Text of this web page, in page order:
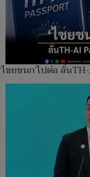
‘ไชยชนก’ไปต่อ ลั่น